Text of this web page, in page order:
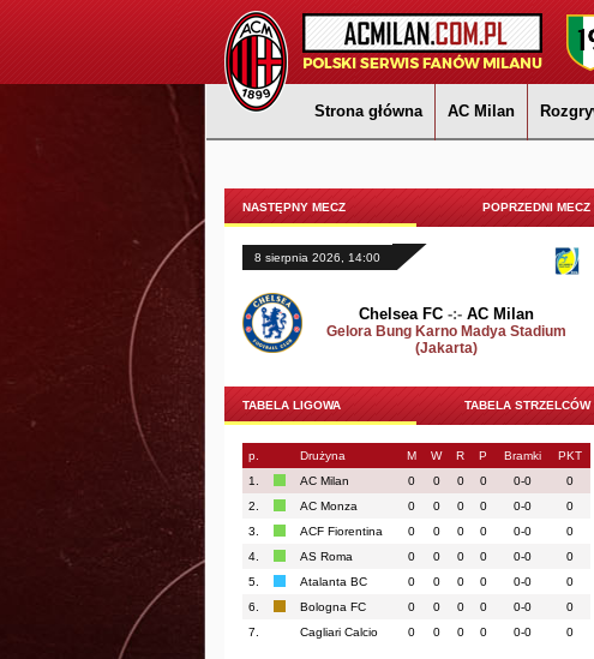
Strona główna AC Milan
NASTĘPNY MECZ POPRZEDNI MECZ
8 sierpnia 2026, 14:00
Chelsea FC -:- AC Milan
Gelora Bung Karno Madya Stadium
(Jakarta)
TABELA LIGOWA TABELA STRZELCÓW
p. Drużyna M W R P Bramki
PKT
1.
AC Milan 0 0 0 0 0-0
0
2.
AC Monza 0 0 0 0 0-0
0
3.
ACF Fiorentina 0 0 0 0 0-0
0
4.
AS Roma 0 0 0 0 0-0
0
5.
Atalanta BC 0 0 0 0 0-0
0
6.
Bologna FC 0 0 0 0 0-0
0
7.
Cagliari Calcio 0 0 0 0 0-0 0